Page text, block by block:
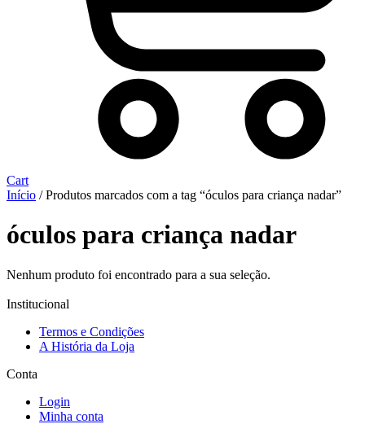
Cart
Início / Produtos marcados com a tag “óculos para criança nadar”
óculos para criança nadar
Nenhum produto foi encontrado para a sua seleção.
Institucional
Termos e Condições
A História da Loja
Conta
Login
Minha conta